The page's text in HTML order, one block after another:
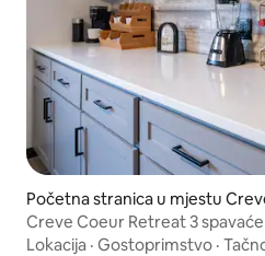
Početna stranica u mjestu
Creve Coeur Retreat 3
lokaciji Cul-des-ac
Lokacija · Gostoprimstvo ·